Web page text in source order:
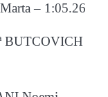
– 1:05.26
BUTCOVICH